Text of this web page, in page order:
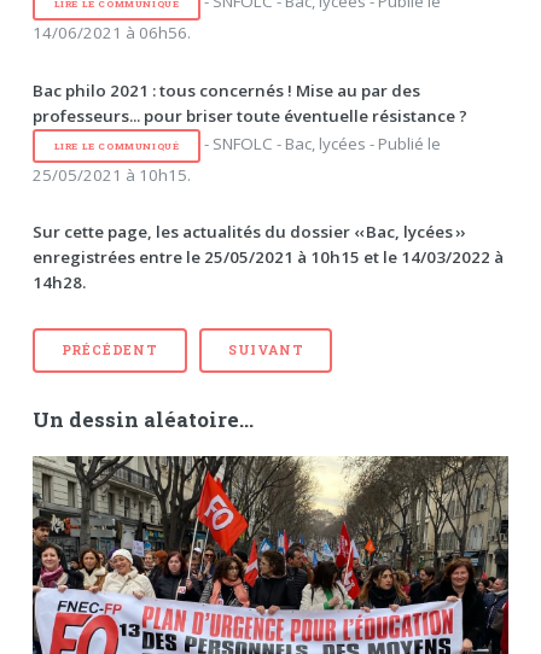
LIRE LE COMMUNIQUÉ
14/06/2021 à 06h56.
Bac philo 2021 : tous concernés ! Mise au par des
professeurs... pour briser toute éventuelle résistance ?
LIRE LE COMMUNIQUÉ
- SNFOLC - Bac, lycées - Publié le
25/05/2021 à 10h15.
Sur cette page, les actualités du dossier ‹‹ Bac, lycées ››
enregistrées entre le 25/05/2021 à 10h15 et le 14/03/2022 à
14h28.
PRÉCÉDENT SUIVANT
Un dessin aléatoire...